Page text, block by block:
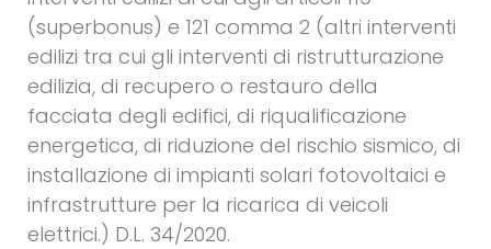
(superbonus) e 121 comma 2 (altri interventi
edilizi tra cui gli interventi di ristrutturazione
edilizia, di recupero o restauro della
facciata degli edifici, di riqualificazione
energetica, di riduzione del rischio sismico, di
installazione di impianti solari fotovoltaici e
infrastrutture per la ricarica di veicoli
elettrici.) D.L. 34/2020.